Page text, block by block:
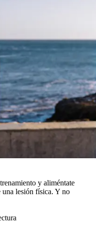
y aliméntate
una lesión física. Y no